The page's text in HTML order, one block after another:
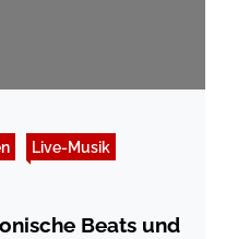
Live-Musik
Beats und